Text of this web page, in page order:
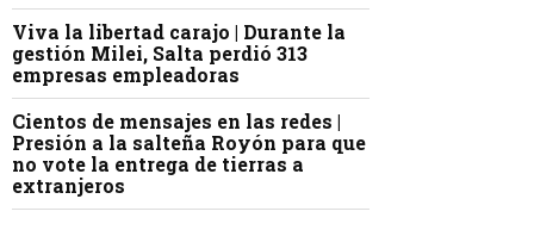
Viva la libertad carajo | Durante la
gestión Milei, Salta perdió 313
empresas empleadoras
Cientos de mensajes en las redes |
Presión a la salteña Royón para que
no vote la entrega de tierras a
extranjeros